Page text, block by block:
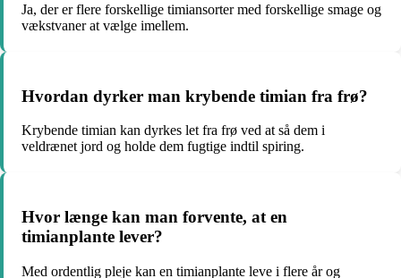
Ja, der er flere forskellige timiansorter med forskellige smage og
vækstvaner at vælge imellem.
Hvordan dyrker man krybende timian fra frø?
Krybende timian kan dyrkes let fra frø ved at så dem i
veldrænet jord og holde dem fugtige indtil spiring.
Hvor længe kan man forvente, at en
timianplante lever?
Med ordentlig pleje kan en timianplante leve i flere år og